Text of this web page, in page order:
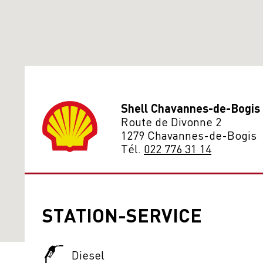
Shell Chavannes-de-Bogis
Route de Divonne 2
1279 Chavannes-de-Bogis
Tél. 022 776 31 14
STATION-SERVICE
Diesel